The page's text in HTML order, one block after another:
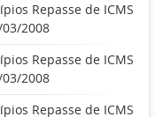
Repasse de ICMS
2008
Repasse de ICMS
2008
Repasse de ICMS